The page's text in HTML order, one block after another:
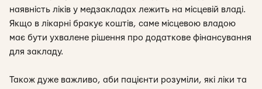
наявність ліків у медзакладах лежить на місцевій владі.
Якщо в лікарні бракує коштів, саме місцевою владою
має бути ухвалене рішення про додаткове фінансування
для закладу.
Також дуже важливо, аби пацієнти розуміли, які ліки та